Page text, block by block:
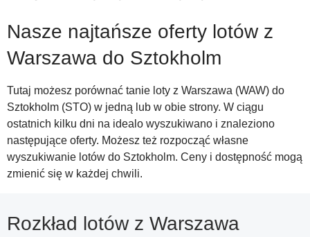
Nasze najtańsze oferty lotów z
Warszawa do Sztokholm
Tutaj możesz porównać tanie loty z Warszawa (WAW) do
Sztokholm (STO) w jedną lub w obie strony. W ciągu
ostatnich kilku dni na idealo wyszukiwano i znaleziono
następujące oferty. Możesz też rozpocząć własne
wyszukiwanie lotów do Sztokholm. Ceny i dostępność mogą
zmienić się w każdej chwili.
Rozkład lotów z Warszawa